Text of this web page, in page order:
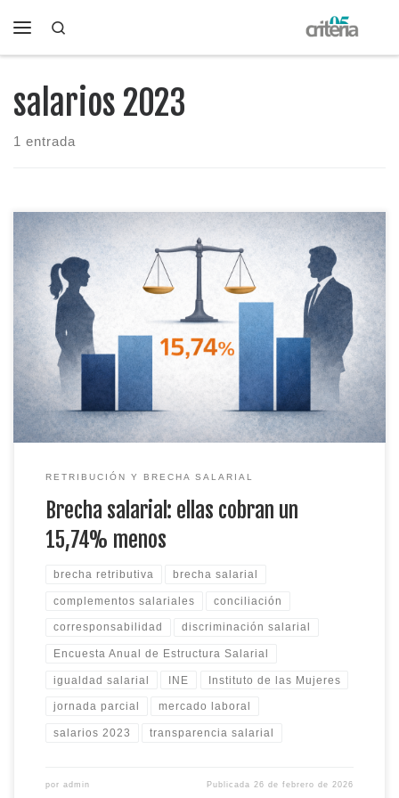
Saltar al contenido
salarios 2023
1 entrada
La brecha retributiva en España es del 15,74% (2023). Baja
respecto a años previos, pero sigue marcando sueldos y
oportunidades.
RETRIBUCIÓN Y BRECHA SALARIAL
Brecha salarial: ellas cobran un
15,74% menos
brecha retributiva brecha salarial
complementos salariales conciliación
corresponsabilidad discriminación salarial
Encuesta Anual de Estructura Salarial
igualdad salarial INE Instituto de las Mujeres
jornada parcial mercado laboral
salarios 2023 transparencia salarial
por admin Publicada26 de febrero de 2026